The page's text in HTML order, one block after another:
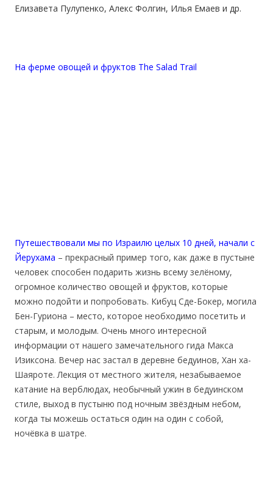
Елизавета Пулупенко, Алекс Фолгин, Илья Емаев и др.
На ферме овощей и фруктов The Salad Trail
Путешествовали мы по Израилю целых 10 дней, начали с
Йерухама – прекрасный пример того, как даже в пустыне
человек способен подарить жизнь всему зелёному,
огромное количество овощей и фруктов, которые
можно подойти и попробовать. Кибуц Сде-Бокер, могила
Бен-Гуриона – место, которое необходимо посетить и
старым, и молодым. Очень много интересной
информации от нашего замечательного гида Макса
Изиксона. Вечер нас застал в деревне бедуинов, Хан ха-
Шаяроте. Лекция от местного жителя, незабываемое
катание на верблюдах, необычный ужин в бедуинском
стиле, выход в пустыню под ночным звёздным небом,
когда ты можешь остаться один на один с собой,
ночёвка в шатре.